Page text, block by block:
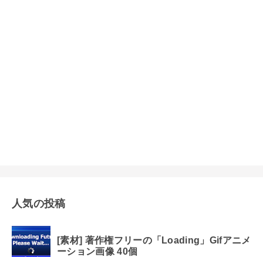
人気の投稿
[素材] 著作権フリーの「Loading」Gifアニメ
ーション画像 40個